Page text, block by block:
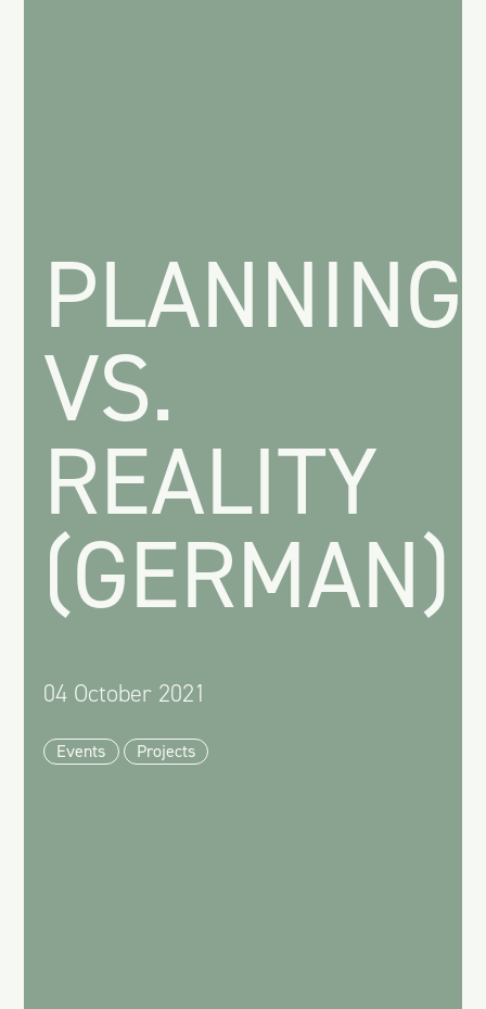
PLANNING
VS.
REALITY
(GERMAN)
04 October 2021
Events Projects